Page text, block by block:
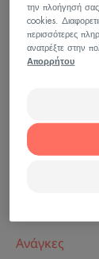
Στικ
Μπορεί να
Τύπος
Δέρμα με
Ανάγκες
την πλοήγησή σας
cookies.
περισσότερες
ανατρέξτε στην
Απορρήτου